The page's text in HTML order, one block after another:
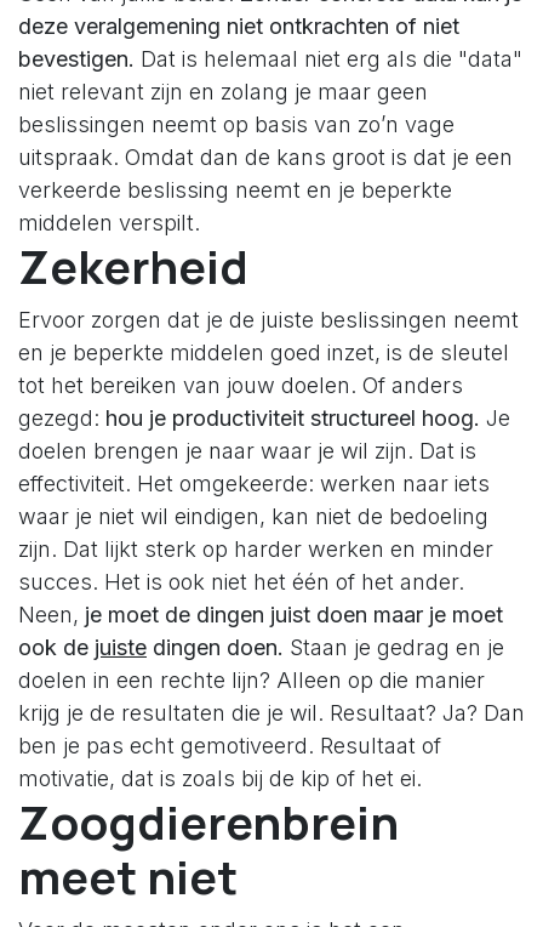
deze veralgemening niet ontkrachten of niet
bevestigen. Dat is helemaal niet erg als die "data"
niet relevant zijn en zolang je maar geen
beslissingen neemt op basis van zo’n vage
uitspraak. Omdat dan de kans groot is dat je een
verkeerde beslissing neemt en je beperkte
middelen verspilt.
Zekerheid
Ervoor zorgen dat je de juiste beslissingen neemt
en je beperkte middelen goed inzet, is de sleutel
tot het bereiken van jouw doelen. Of anders
gezegd: hou je productiviteit structureel hoog. Je
doelen brengen je naar waar je wil zijn. Dat is
effectiviteit. Het omgekeerde: werken naar iets
waar je niet wil eindigen, kan niet de bedoeling
zijn. Dat lijkt sterk op harder werken en minder
succes. Het is ook niet het één of het ander.
Neen, je moet de dingen juist doen maar je moet
ook de juiste dingen doen. Staan je gedrag en je
doelen in een rechte lijn? Alleen op die manier
krijg je de resultaten die je wil. Resultaat? Ja? Dan
ben je pas echt gemotiveerd. Resultaat of
motivatie, dat is zoals bij de kip of het ei.
Zoogdierenbrein
meet niet